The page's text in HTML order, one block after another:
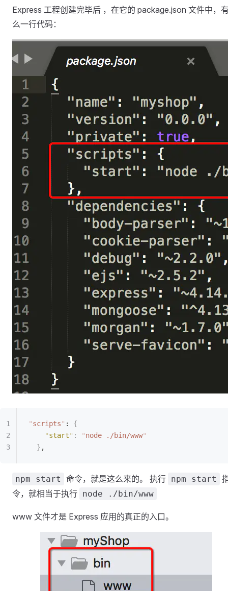
Express 工程创建完毕后 ，在它的 package.json 文件中，
么一行代码：
"scripts" : {
    "
start" : "node ./bin/www"
  }
,
npm start 命令，就是这么来的。 执行 npm start
令，就相当于执行 node ./bin/www
www 文件才是 Express 应用的真正的入口。